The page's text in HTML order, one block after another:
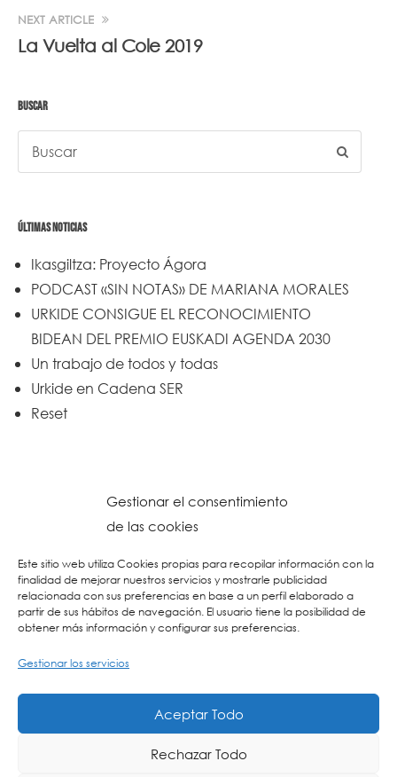
Gestionar el consentimiento
de las cookies
Este sitio web utiliza Cookies propias para recopilar información con la
finalidad de mejorar nuestros servicios y mostrarle publicidad
relacionada con sus preferencias en base a un perfil elaborado a
partir de sus hábitos de navegación. El usuario tiene la posibilidad de
obtener más información y configurar sus preferencias.
Gestionar los servicios
Aceptar Todo
Rechazar Todo
NEXT ARTICLE
La Vuelta al Cole 2019
BUSCAR
ÚLTIMAS NOTICIAS
Ikasgiltza: Proyecto Ágora
PODCAST «SIN NOTAS» DE MARIANA MORALES
URKIDE CONSIGUE EL RECONOCIMIENTO
BIDEAN DEL PREMIO EUSKADI AGENDA 2030
Un trabajo de todos y todas
Urkide en Cadena SER
Reset
Aviso Legal-Buzón Ético
La Consulta Creativa